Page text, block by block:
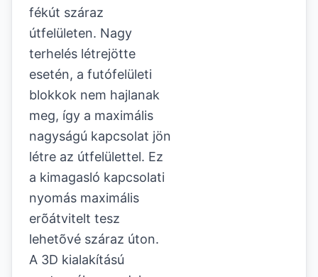
fékút száraz
útfelületen. Nagy
terhelés létrejötte
esetén, a futófelületi
blokkok nem hajlanak
meg, így a maximális
nagyságú kapcsolat jön
létre az útfelülettel. Ez
a kimagasló kapcsolati
nyomás maximális
erõátvitelt tesz
lehetõvé száraz úton.
A 3D kialakítású